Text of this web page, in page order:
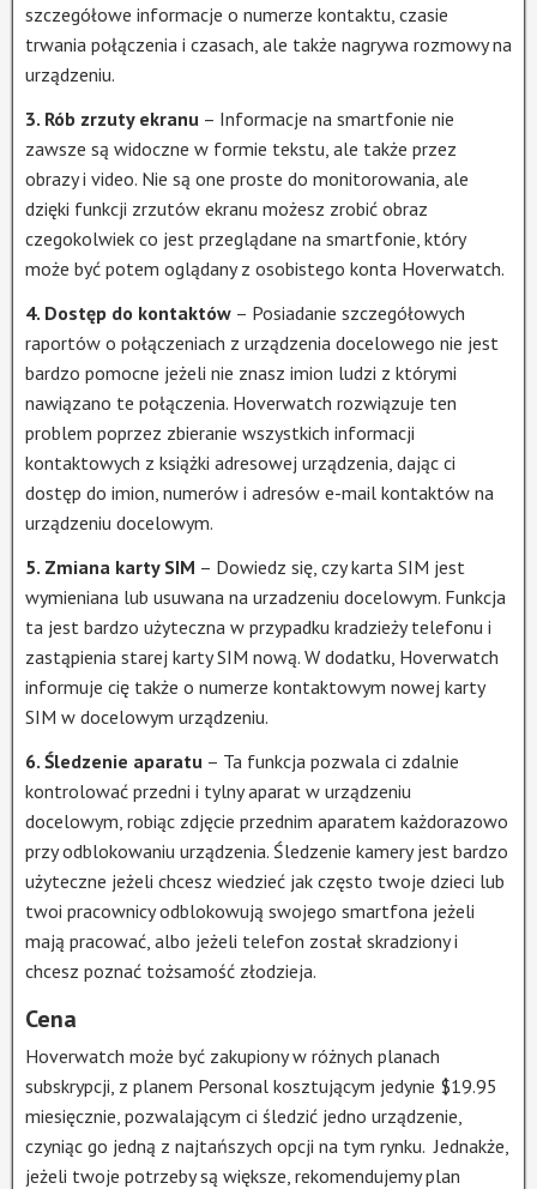
szczegółowe informacje o numerze kontaktu, czasie
trwania połączenia i czasach, ale także nagrywa rozmowy na
urządzeniu.
3. Rób zrzuty ekranu – Informacje na smartfonie nie
zawsze są widoczne w formie tekstu, ale także przez
obrazy i video. Nie są one proste do monitorowania, ale
dzięki funkcji zrzutów ekranu możesz zrobić obraz
czegokolwiek co jest przeglądane na smartfonie, który
może być potem oglądany z osobistego konta Hoverwatch.
4. Dostęp do kontaktów – Posiadanie szczegółowych
raportów o połączeniach z urządzenia docelowego nie jest
bardzo pomocne jeżeli nie znasz imion ludzi z którymi
nawiązano te połączenia. Hoverwatch rozwiązuje ten
problem poprzez zbieranie wszystkich informacji
kontaktowych z książki adresowej urządzenia, dając ci
dostęp do imion, numerów i adresów e-mail kontaktów na
urządzeniu docelowym.
5. Zmiana karty SIM – Dowiedz się, czy karta SIM jest
wymieniana lub usuwana na urzadzeniu docelowym. Funkcja
ta jest bardzo użyteczna w przypadku kradzieży telefonu i
zastąpienia starej karty SIM nową. W dodatku, Hoverwatch
informuje cię także o numerze kontaktowym nowej karty
SIM w docelowym urządzeniu.
6. Śledzenie aparatu – Ta funkcja pozwala ci zdalnie
kontrolować przedni i tylny aparat w urządzeniu
docelowym, robiąc zdjęcie przednim aparatem każdorazowo
przy odblokowaniu urządzenia. Śledzenie kamery jest bardzo
użyteczne jeżeli chcesz wiedzieć jak często twoje dzieci lub
twoi pracownicy odblokowują swojego smartfona jeżeli
mają pracować, albo jeżeli telefon został skradziony i
chcesz poznać tożsamość złodzieja.
Cena
Hoverwatch może być zakupiony w różnych planach
subskrypcji, z planem Personal kosztującym jedynie $19.95
miesięcznie, pozwalającym ci śledzić jedno urządzenie,
czyniąc go jedną z najtańszych opcji na tym rynku. Jednakże,
jeżeli twoje potrzeby są większe, rekomendujemy plan